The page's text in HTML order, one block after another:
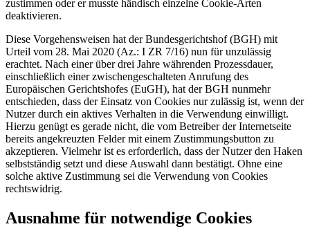
zustimmen oder er musste händisch einzelne Cookie-Arten
deaktivieren.
Diese Vorgehensweisen hat der Bundesgerichtshof (BGH) mit
Urteil vom 28. Mai 2020 (Az.: I ZR 7/16) nun für unzulässig
erachtet. Nach einer über drei Jahre währenden Prozessdauer,
einschließlich einer zwischengeschalteten Anrufung des
Europäischen Gerichtshofes (EuGH), hat der BGH nunmehr
entschieden, dass der Einsatz von Cookies nur zulässig ist, wenn der
Nutzer durch ein aktives Verhalten in die Verwendung einwilligt.
Hierzu genügt es gerade nicht, die vom Betreiber der Internetseite
bereits angekreuzten Felder mit einem Zustimmungsbutton zu
akzeptieren. Vielmehr ist es erforderlich, dass der Nutzer den Haken
selbstständig setzt und diese Auswahl dann bestätigt. Ohne eine
solche aktive Zustimmung sei die Verwendung von Cookies
rechtswidrig.
Ausnahme für notwendige Cookies